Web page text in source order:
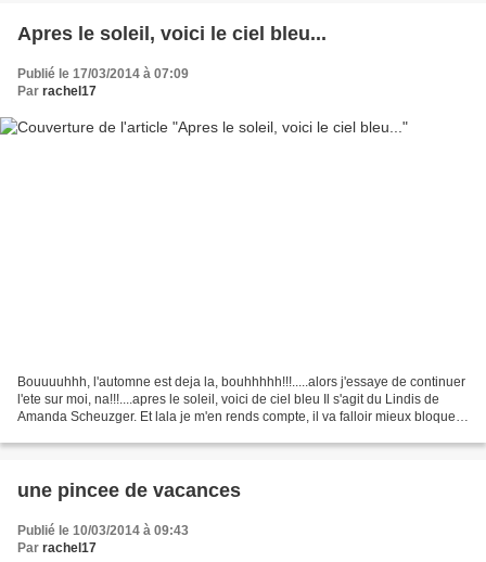
Apres le soleil, voici le ciel bleu...
Publié le 17/03/2014 à 07:09
Par rachel17
Bouuuuhhh, l'automne est deja la, bouhhhhh!!!.....alors j'essaye de continuer
l'ete sur moi, na!!!....apres le soleil, voici de ciel bleu Il s'agit du Lindis de
Amanda Scheuzger. Et lala je m'en rends compte, il va falloir mieux bloquer
une pincee de vacances
Publié le 10/03/2014 à 09:43
Par rachel17